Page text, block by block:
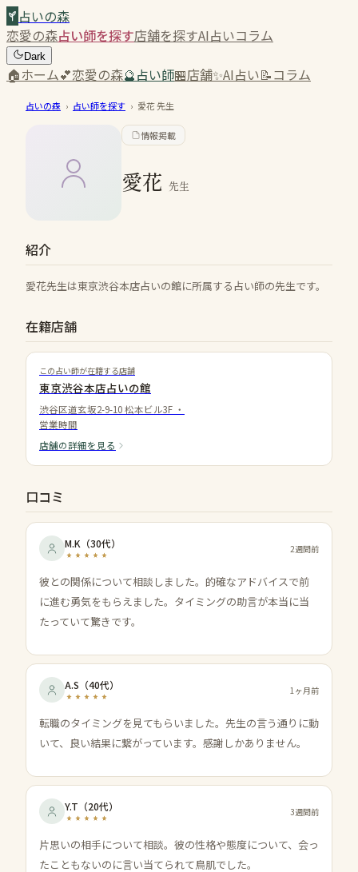
占いの森
恋愛の森占い師を探す店舗を探すAI占いコラム
Dark
🏠ホーム💕恋愛の森🔮占い師🏪店舗✨AI占い📝コラム
占いの森 › 占い師を探す › 愛花先生
情報掲載
愛花 先生
紹介
愛花先生は東京渋谷本店占いの館に所属する占い師の先生です。
在籍店舗
この占い師が在籍する店舗
東京渋谷本店占いの館
渋谷区道玄坂2-9-10 松本ビル3F ・
営業時間
店舗の詳細を見る
口コミ
M.K （30代） 2週間前
彼との関係について相談しました。的確なアドバイスで前
に進む勇気をもらえました。タイミングの助言が本当に当
たっていて驚きです。
A.S （40代） 1ヶ月前
転職のタイミングを見てもらいました。先生の言う通りに動
いて、良い結果に繋がっています。感謝しかありません。
Y.T （20代） 3週間前
片思いの相手について相談。彼の性格や態度について、会っ
たこともないのに言い当てられて鳥肌でした。